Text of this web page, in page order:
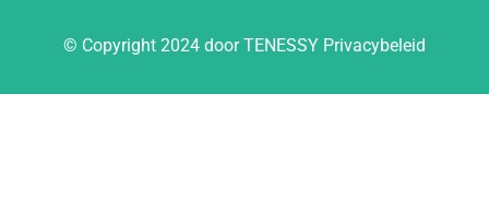
© Copyright 2024 door TENESSY Privacybeleid